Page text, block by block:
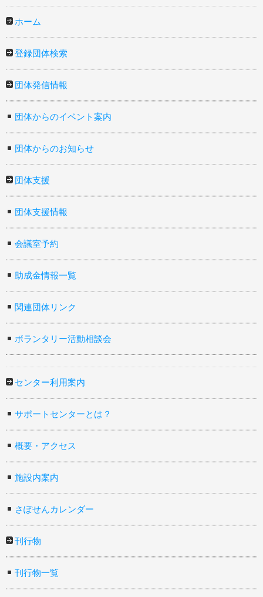
ホーム
登録団体検索
団体発信情報
団体からのイベント案内
団体からのお知らせ
団体支援
団体支援情報
会議室予約
助成金情報一覧
関連団体リンク
ボランタリー活動相談会
センター利用案内
サポートセンターとは？
概要・アクセス
施設内案内
さぽせんカレンダー
刊行物
刊行物一覧